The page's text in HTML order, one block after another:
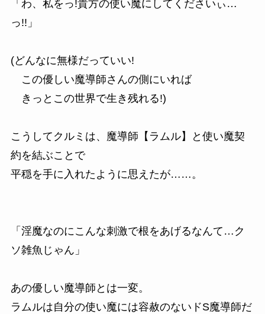
「わ、私をっ!貴方の使い魔にしてくださいぃ…
っ!!」
(どんなに無様だっていい!
この優しい魔導師さんの側にいれば
きっとこの世界で生き残れる!)
こうしてクルミは、魔導師【ラムル】と使い魔契
約を結ぶことで
平穏を手に入れたように思えたが……。
「淫魔なのにこんな刺激で根をあげるなんて…ク
ソ雑魚じゃん」
あの優しい魔導師とは一変。
ラムルは自分の使い魔には容赦のないドS魔導師だ